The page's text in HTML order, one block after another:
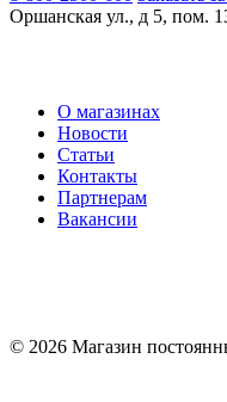
Оршанская ул., д 5, пом.
О магазинах
Новости
Статьи
Контакты
Партнерам
Вакансии
© 2026 Магазин